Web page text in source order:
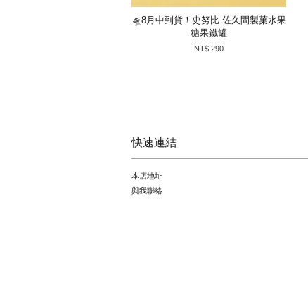
🛸8月中到貨！史努比 佐久間製菓水果
糖果鐵罐
NT$ 290
快速連結
本店地址
與我聯絡